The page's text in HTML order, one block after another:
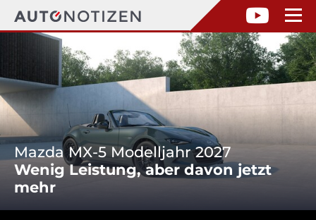
Mazda MX-5 Modelljahr 2027
Wenig Leistung, aber davon jetzt
mehr